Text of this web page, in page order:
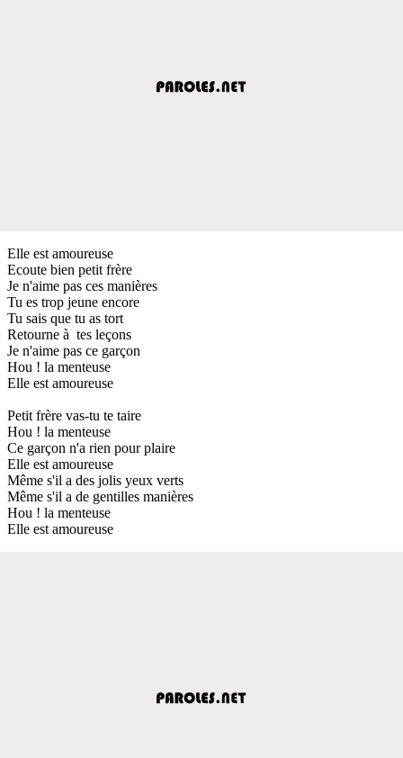
Elle est amoureuse
Ecoute bien petit frère
Je n'aime pas ces manières
Tu es trop jeune encore
Tu sais que tu as tort
Retourne à tes leçons
Je n'aime pas ce garçon
Hou ! la menteuse
Elle est amoureuse
Petit frère vas-tu te taire
Hou ! la menteuse
Ce garçon n'a rien pour plaire
Elle est amoureuse
Même s'il a des jolis yeux verts
Même s'il a de gentilles manières
Hou ! la menteuse
Elle est amoureuse